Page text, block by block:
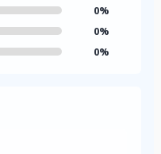
0%
0%
0%